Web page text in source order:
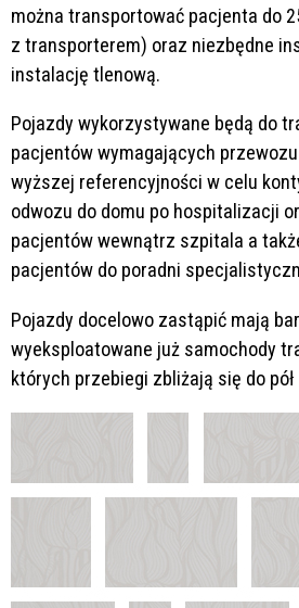
można transportować pacjenta do
z transporterem) oraz niezbędne
instalację tlenową.
Pojazdy wykorzystywane będą do
pacjentów wymagających
wyższej referencyjności w celu
odwozu do domu po hospitalizacji
pacjentów wewnątrz szpitala a
pacjentów do poradni
Pojazdy docelowo zastąpić mają
wyeksploatowane już samochody
których przebiegi zbliżają się do